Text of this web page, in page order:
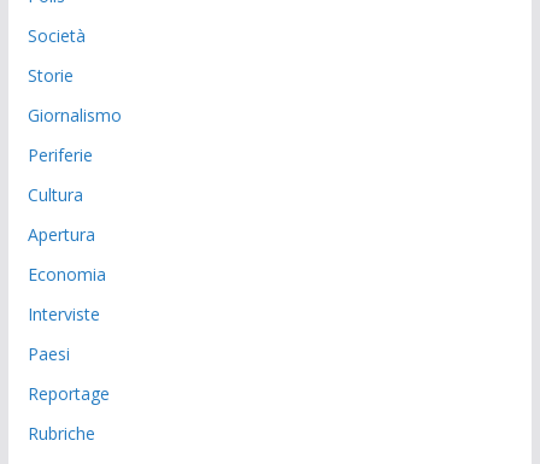
Società
Storie
Giornalismo
Periferie
Cultura
Apertura
Economia
Interviste
Paesi
Reportage
Rubriche